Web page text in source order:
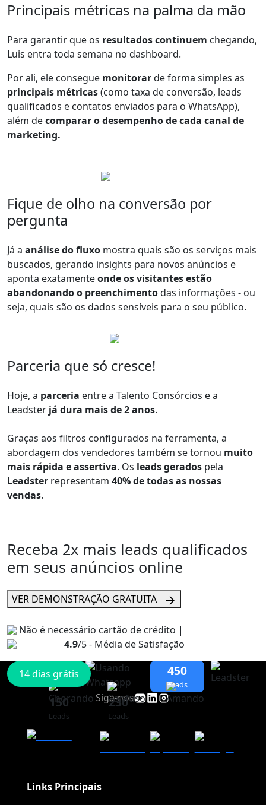
Principais métricas na palma da mão
Para garantir que os resultados continuem chegando,
Luis entra toda semana no dashboard.
Por ali, ele consegue monitorarde forma simples as
principais métricas(como taxa de conversão, leads
qualificados e contatos enviados para o WhatsApp),
além decomparar o desempenho de cada canal de
marketing.
Fique de olho na conversão por
pergunta
Já a análise do fluxo mostra quais são os serviços mais
buscados, gerando insights para novos anúncios e
aponta exatamenteonde os visitantes estão
abandonando o preenchimentodas informações - ou
seja, quais são os dados sensíveis para o seu público.
Parceria que só cresce!
Hoje, a parceria entre a Talento Consórcios e a
Leadster já dura mais de 2 anos.
Graças aos filtros configurados na ferramenta, a
abordagem dos vendedores também se tornou muito
mais rápida e assertiva. Os leads gerados pela
Leadster representam 40% de todas as nossas
vendas.
Receba 2x mais leads qualificados
em seus anúncios online
VER DEMONSTRAÇÃO GRATUITA
Não é necessário cartão de crédito |
4.9/5 - Média de Satisfação
150
Leads
230
Leads
450
Leads
14 dias grátis
Siga-nos
Links Principais